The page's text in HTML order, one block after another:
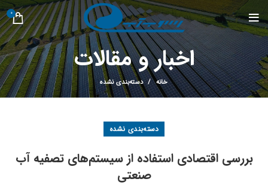
0
اخبار و مقالات
خانه دسته‌بندی نشده
دسته‌بندی نشده
بررسی اقتصادی استفاده از سیستم‌های تصفیه آب
صنعتی